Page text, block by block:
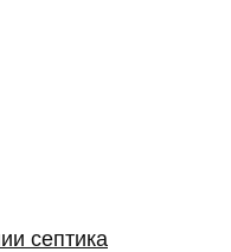
септика